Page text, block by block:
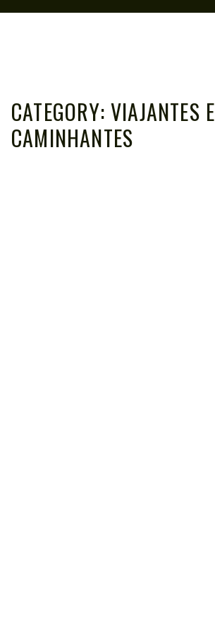
CATEGORY: VIAJANTES E
CAMINHANTES